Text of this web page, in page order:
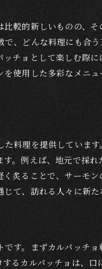
しさ
楽しむ方法
富士の介サーモン料理
較的新しいものの、
、どんな料理にも合う
チョとして楽しむ際
使用した多彩なメニ
料理を提供していま
。例えば、地元で採
炙ることで、サーモ
て、訪れる人々に新た
す。まずカルパッチ
るカルパッチョは、